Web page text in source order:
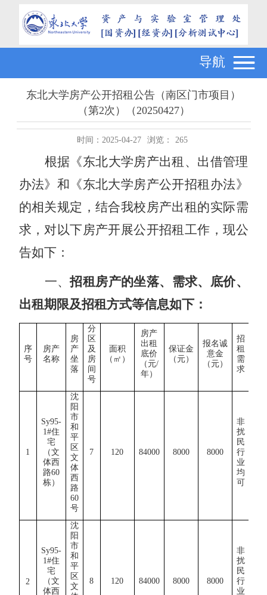
导航
东北大学房产公开招租公告（南区门市项目）
（第2次）（20250427）
时间：2025-04-27 浏览： 265
根据《东北大学房产出租、出借管理
办法》和《东北大学房产公开招租办法》
的相关规定，结合我校房产出租的实际需
求，对以下房产开展公开招租工作，现公
告如下：
一、招租房产的坐落、需求、底价、
出租期限及招租方式等信息如下：
序
号
房产
名称
房
产
坐
落
分
区
及
房
间
号
面积
（ ㎡）
房产
出租
底价
（元/
年）
保证金
（元）
报名诚
意金
（元）
招
租
需
求
1
Sy95-
1#住
宅
（文
体西
路60
栋）
沈
阳
市
和
平
区
文
体
西
路
60
号
7 120 84000 8000 8000
非
扰
民
行
业
均
可
2
Sy95-
1#住
宅
（文
体西
沈
阳
市
和
平
区
文
8 120 84000 8000 8000
非
扰
民
行
业